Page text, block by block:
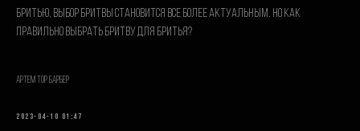
бритью, выбор бритвы становится все более актуальным. Но как
правильно выбрать бритву для бритья?
Артем TOP барбер
2023-04-10 01:47